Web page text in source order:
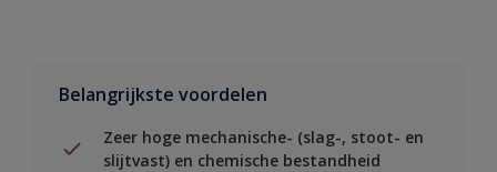
Belangrijkste voordelen
Zeer hoge mechanische- (slag-, stoot- en
slijtvast) en chemische bestandheid